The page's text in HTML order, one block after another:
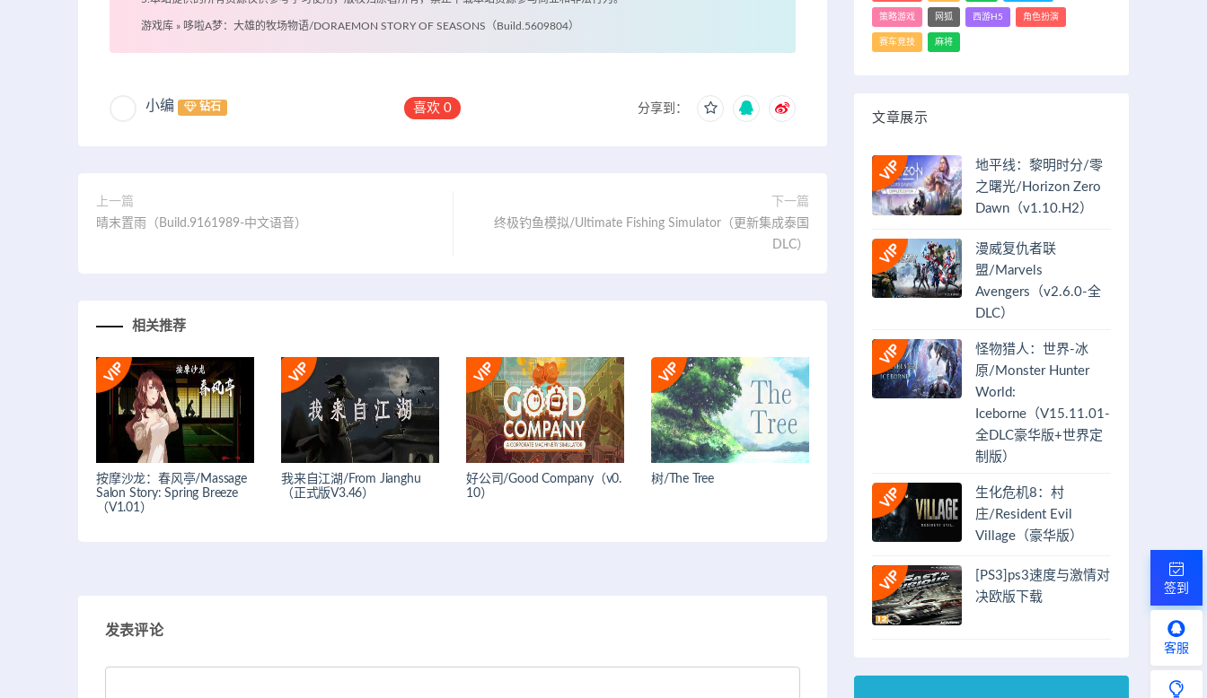
游戏库 » 哆啦A梦：大雄的牧场物语/DORAEMON STORY OF SEASONS（Build.5609804）
小编 钻石 喜欢0 分享到：
上一篇
晴末置雨（Build.9161989-中文语音）
下一篇
终极钓鱼模拟/Ultimate Fishing Simulator（更新集成泰国
DLC）
相关推荐
按摩沙龙：春风亭/Massage
Salon Story: Spring Breeze
（V1.01）
我来自江湖/From Jianghu
（正式版V3.46）
好公司/Good Company（v0.
10）
树/The Tree
发表评论
策略游戏 网狐 西游H5 角色扮演
赛车竞技 麻将
文章展示
地平线：黎明时分/零
之曙光/Horizon Zero
Dawn（v1.10.H2）
漫威复仇者联
盟/Marvels
Avengers（v2.6.0-全
DLC）
怪物猎人：世界-冰
原/Monster Hunter
World:
Iceborne（V15.11.01-
全DLC豪华版+世界定
制版）
生化危机8：村
庄/Resident Evil
Village（豪华版）
[PS3]ps3速度与激情对
决欧版下载
签到
客服